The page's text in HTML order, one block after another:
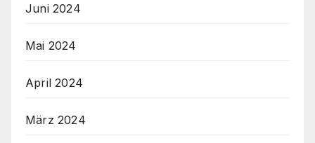
Juni 2024
Mai 2024
April 2024
März 2024